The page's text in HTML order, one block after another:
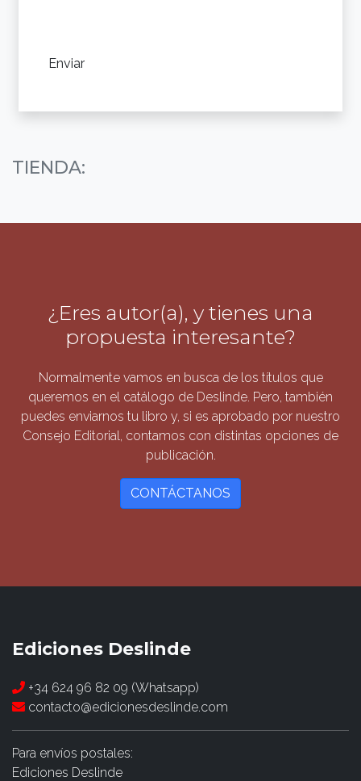
TIENDA:
¿Eres autor(a), y tienes una
propuesta interesante?
Normalmente vamos en busca de los títulos que
queremos en el catálogo de Deslinde. Pero, también
puedes enviarnos tu libro y, si es aprobado por nuestro
Consejo Editorial, contamos con distintas opciones de
publicación.
CONTÁCTANOS
Ediciones Deslinde
+34 624 96 82 09 (Whatsapp)
contacto@edicionesdeslinde.com
Para envíos postales:
Ediciones Deslinde